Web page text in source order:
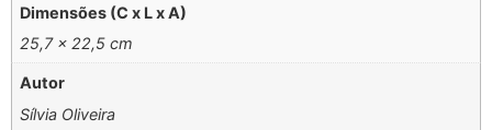
Dimensões (C x L x A)
25,7 × 22,5 cm
Autor
Sílvia Oliveira